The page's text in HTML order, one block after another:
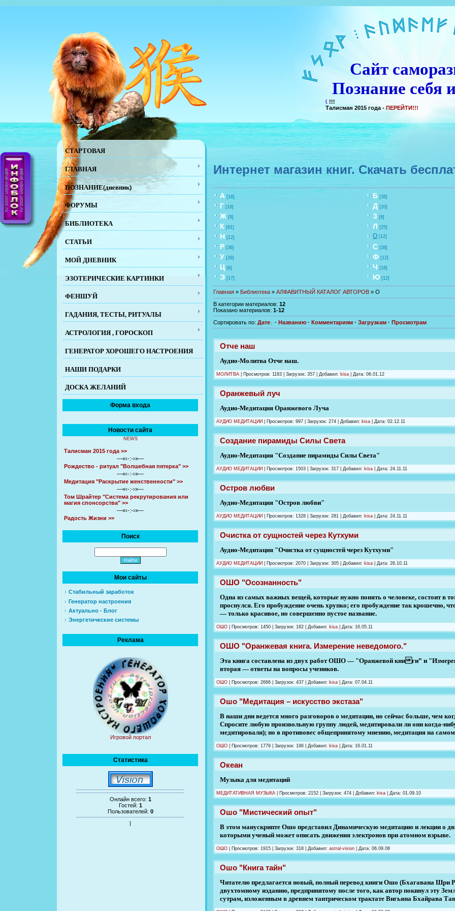
Сайт
Познание себя
Талисман 2015 года - ПЕРЕЙТИ!!!
СТАРТОВАЯ
ГЛАВНАЯ
ПОЗНАНИЕ(дневник)
ФОРУМЫ
БИБЛИОТЕКА
СТАТЬИ
МОЙ ДНЕВНИК
ЭЗОТЕРИЧЕСКИЕ КАРТИНКИ
ФЕНШУЙ
ГАДАНИЯ, ТЕСТЫ, РИТУАЛЫ
АСТРОЛОГИЯ , ГОРОСКОП
ГЕНЕРАТОР ХОРОШЕГО НАСТРОЕНИЯ
НАШИ ПОДАРКИ
ДОСКА ЖЕЛАНИЙ
Форма входа
Новости сайта
NEWS
Талисман 2015 года >>
—«‹-:-›»—
Рождество - ритуал "Волшебная пятерка" >>
—«‹-:-›»—
Медитация "Раскрытие женственности" >>
—«‹-:-›»—
Том Шрайтер "Система рекрутирования или
магия спонсорства" >>
—«‹-:-›»—
Радость Жизни >>
Поиск
Мои сайты
Стабильный заработок
Генератор настроения
Актуально - Блог
Энергетические системы
Реклама
Игровой портал
Статистика
Онлайн всего: 1
Гостей: 1
Пользователей: 0
Интернет магазин книг. Скачать
А [18] Б [38]
Г [18] Д [20]
Ж [9] З [8]
К [61] Л [25]
Н [12] О [12]
Р [36] С [38]
У [29] Ф [12]
Ц [6] Ч [18]
Э [17] Ю [12]
Главная » Библиотека » АЛФАВИТНЫЙ КАТАЛОГ АВТОРОВ » О
В категории материалов: 12
Показано материалов: 1-12
Сортировать по: Дате · Названию · Комментариям · Загрузкам · Просмотрам
Отче наш
Аудио-Молитва Отче наш.
МОЛИТВА Просмотров: 1183 Загрузок: 357 Добавил: kisa Дата: 06.01.12
Оранжевый луч
Аудио-Медитация Оранжевого Луча
АУДИО МЕДИТАЦИИ Просмотров: 997 Загрузок: 274 Добавил: kisa Дата: 02.12.11
Создание пирамиды Силы Света
Аудио-Медитация "Создание пирамиды Силы Света"
АУДИО МЕДИТАЦИИ Просмотров: 1503 Загрузок: 317 Добавил: kisa Дата: 24.11.11
Остров любви
Аудио-Медитация "Остров любви"
АУДИО МЕДИТАЦИИ Просмотров: 1328 Загрузок: 281 Добавил: kisa Дата: 24.11.11
Очистка от сущностей через Кутхуми
Аудио-Медитация "Очистка от сущностей через Кутхуми"
АУДИО МЕДИТАЦИИ Просмотров: 2070 Загрузок: 305 Добавил: kisa Дата: 26.10.11
ОШО "Осознанность"
Одна из самых важных вещей, которые нужно понять о человеке, состоит в
проснулся. Его пробуждение очень хрупко; его пробуждение так крошечно,
— только красивое, но совершенно пустое название.
ОШО Просмотров: 1450 Загрузок: 182 Добавил: kisa Дата: 16.05.11
ОШО "Оранжевая книга. Измерение неведомого."
Эта книга составлена из двух работ ОШО — "Оранжевой книги” и
вторая — ответы на вопросы учеников.
ОШО Просмотров: 2666 Загрузок: 437 Добавил: kisa Дата: 07.04.11
Ошо "Медитация – искусство экстаза"
В наши дни ведется много разговоров о медитации, но сейчас больше, чем
Спросите любую произвольную группу людей, медитировали ли они когда-
медитировали); но в противовес общепринятому мнению, медитация на
ОШО Просмотров: 1779 Загрузок: 196 Добавил: kisa Дата: 16.01.11
Океан
Музыка для медитаций
МЕДИТАТИВНАЯ МУЗЫКА Просмотров: 2152 Загрузок: 474 Добавил: kisa Дата: 01.09.10
Ошо "Мистический опыт"
В этом манускрипте Ошо представил Динамическую медитацию и лекции о
которыми ученый может описать движения электронов при атомном взрыве.
ОШО Просмотров: 1915 Загрузок: 318 Добавил: astral-vision Дата: 06.09.08
Ошо "Книга тайн"
Читателю предлагается новый, полный перевод книги Ошо (Бхагавана Шри
двухтомному изданию, пред­принятому после того, как автор покинул эту
сутрам, изложенным в древнем тантрическом тракта­те Вигьяна Бхайрава